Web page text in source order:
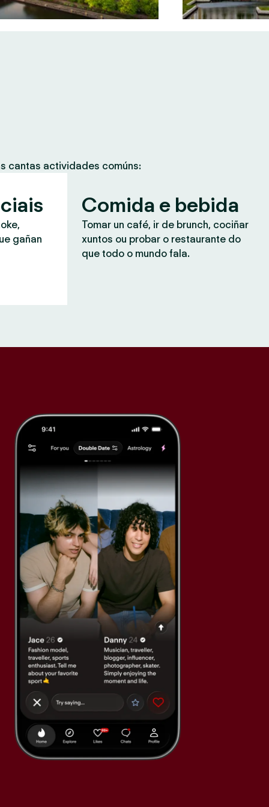
cantas actividades comúns:
gañan
Comida e bebida
Tomar un café, ir de brunch, cociñar
xuntos ou probar o restaurante do
que todo o mundo fala.